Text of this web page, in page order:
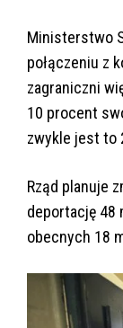
Ministerstwo
połączeniu z
zagraniczni
10 procent
zwykle jest to
Rząd planuje
deportację 48
obecnych 18